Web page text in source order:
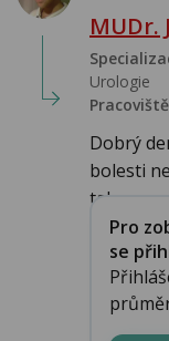
MUDr.
Urologie‎
Dobrý
bolesti
tak...
Pro
se